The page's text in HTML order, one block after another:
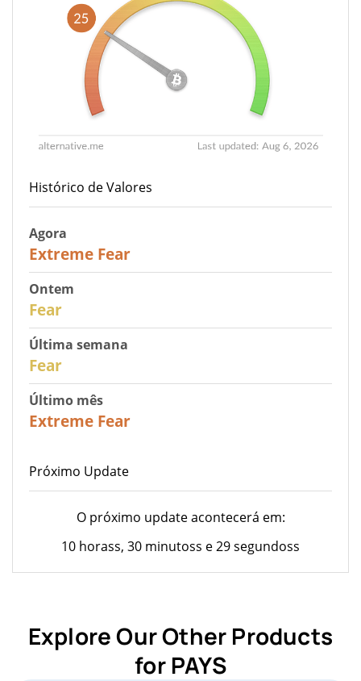
Histórico de Valores
Agora
Extreme Fear
Ontem
Fear
Última semana
Fear
Último mês
Extreme Fear
Próximo Update
O próximo update acontecerá em:
10 horass, 30 minutoss e 29 segundoss
Explore Our Other Products
for PAYS